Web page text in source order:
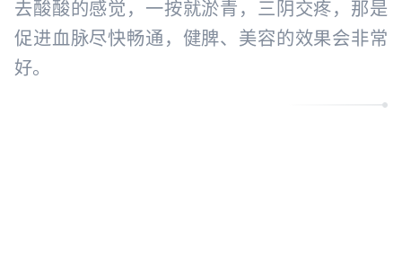
去酸酸的感觉，一按就淤青，三阴交疼，那是
促进血脉尽快畅通，健脾、美容的效果会非常
好。